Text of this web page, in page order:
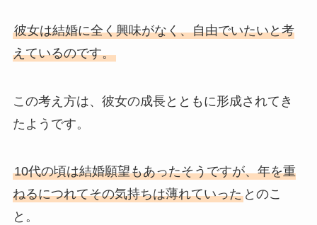
彼女は結婚に全く興味がなく、自由でいたいと考
えているのです。
この考え方は、彼女の成長とともに形成されてき
たようです。
10代の頃は結婚願望もあったそうですが、年を重
ねるにつれてその気持ちは薄れていったとのこ
と。